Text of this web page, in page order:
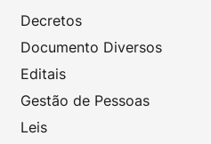
Decretos
Documento Diversos
Editais
Gestão de Pessoas
Leis